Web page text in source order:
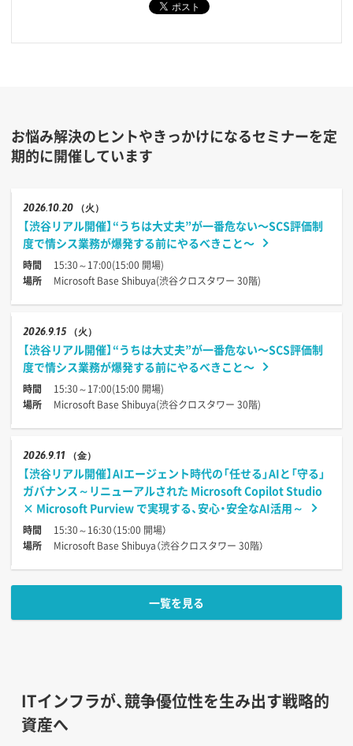
お悩み解決のヒントやきっかけになるセミナーを定
期的に開催しています
202610.20 （火）
【渋谷リアル開催】“うちは大丈夫”が一番危ない〜SCS評価制
度で情シス業務が爆発する前にやるべきこと〜
時間
15:30～17:00(15:00 開場)
場所
Microsoft Base Shibuya(渋谷クロスタワー 30階)
20269.15 （火）
【渋谷リアル開催】“うちは大丈夫”が一番危ない〜SCS評価制
度で情シス業務が爆発する前にやるべきこと〜
時間
15:30～17:00(15:00 開場)
場所
Microsoft Base Shibuya(渋谷クロスタワー 30階)
20269.11 （金）
【渋谷リアル開催】AIエージェント時代の「任せる」AIと「守る」
ガバナンス～リニューアルされた Microsoft Copilot Studio
× Microsoft Purview で実現する、安心・安全なAI活用～
時間
15:30～16:30（15:00 開場）
場所
Microsoft Base Shibuya（渋谷クロスタワー 30階）
一覧を見る
ITインフラが、競争優位性を生み出す戦略的
資産へ